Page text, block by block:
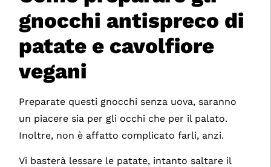
gnocchi antispreco di
patate e cavolfiore
vegani
Preparate questi gnocchi senza uova, saranno
un piacere sia per gli occhi che per il palato.
Inoltre, non è affatto complicato farli, anzi.
Vi basterà lessare le patate, intanto saltare il